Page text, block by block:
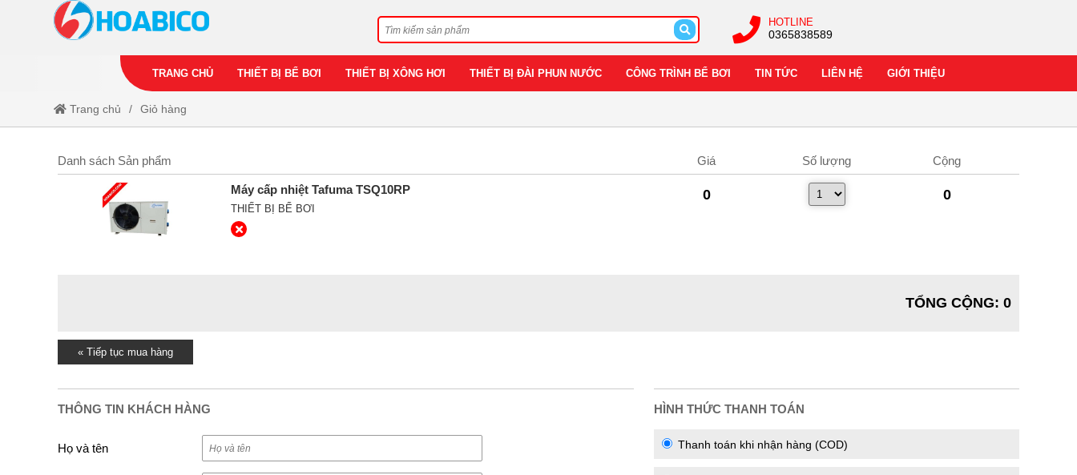
HOTLINE
0365838589
TRANG CHỦ THIẾT BỊ BỂ BƠI THIẾT BỊ XÔNG HƠI THIẾT BỊ ĐÀI PHUN NƯỚC CÔNG TRÌNH BỂ BƠI TIN TỨC LIÊN HỆ GIỚI THIỆU
Trang chủ Giỏ hàng
Danh sách Sản phẩm Giá Số lượng Cộng
Máy cấp nhiệt Tafuma TSQ10RP
THIẾT BỊ BỂ BƠI
0 0
TỔNG CỘNG: 0
« Tiếp tục mua hàng
THÔNG TIN KHÁCH HÀNG
Họ và tên
HÌNH THỨC THANH TOÁN
Thanh toán khi nhận hàng (COD)